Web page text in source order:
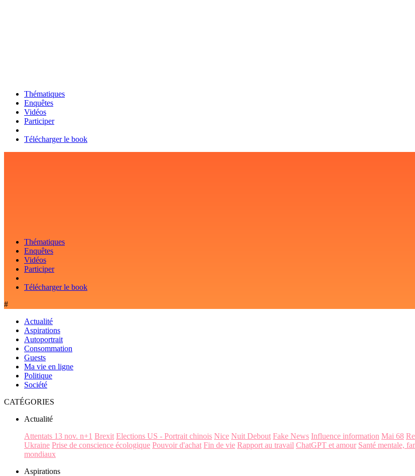
Thématiques
Enquêtes
Vidéos
Participer
Télécharger le book
Thématiques
Enquêtes
Vidéos
Participer
Télécharger le book
#
Actualité
Aspirations
Autoportrait
Consommation
Guests
Ma vie en ligne
Politique
Société
CATÉGORIES
Actualité
Attentats 13 nov. n+1 Brexit Elections US - Portrait chinois Nice Nuit Debout Fake News Influence information Mai 68
Ukraine Prise de conscience écologique Pouvoir d'achat Fin de vie Rapport au travail ChatGPT et amour Santé mentale,
mondiaux
Aspirations